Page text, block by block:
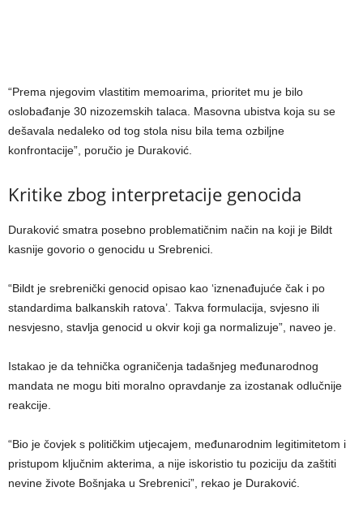
“Prema njegovim vlastitim memoarima, prioritet mu je bilo
oslobađanje 30 nizozemskih talaca. Masovna ubistva koja su se
dešavala nedaleko od tog stola nisu bila tema ozbiljne
konfrontacije”, poručio je Duraković.
Kritike zbog interpretacije genocida
Duraković smatra posebno problematičnim način na koji je Bildt
kasnije govorio o genocidu u Srebrenici.
“Bildt je srebrenički genocid opisao kao ‘iznenađujuće čak i po
standardima balkanskih ratova’. Takva formulacija, svjesno ili
nesvjesno, stavlja genocid u okvir koji ga normalizuje”, naveo je.
Istakao je da tehnička ograničenja tadašnjeg međunarodnog
mandata ne mogu biti moralno opravdanje za izostanak odlučnije
reakcije.
“Bio je čovjek s političkim utjecajem, međunarodnim legitimitetom i
pristupom ključnim akterima, a nije iskoristio tu poziciju da zaštiti
nevine živote Bošnjaka u Srebrenici”, rekao je Duraković.